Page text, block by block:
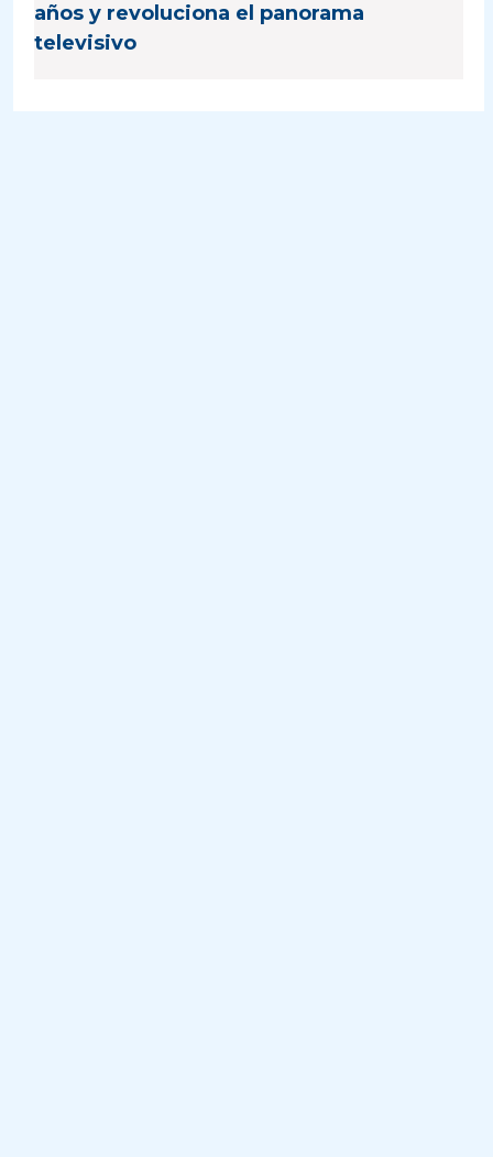
años y revoluciona el panorama
televisivo